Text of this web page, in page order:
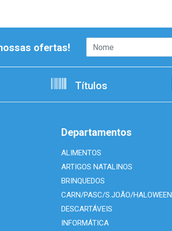
ofertas!
Títulos
Departamentos
ALIMENTOS
ARTIGOS NATALINOS
BRINQUEDOS
CARN/PASC/S.JOÃO/HALOWEEN
DESCARTÁVEIS
INFORMÁTICA